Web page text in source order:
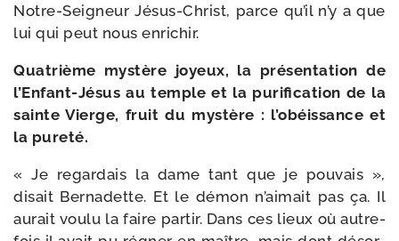
Notre-​Seigneur Jésus-​Christ, parce qu’il n’y a que
lui qui peut nous enrichir.
Quatrième mys­tère joyeux, la pré­sen­ta­tion de
l’Enfant-Jésus au temple et la puri­fi­ca­tion de la
sainte Vierge, fruit du mys­tère : l’obéissance et
la pureté.
« Je regar­dais la dame tant que je pou­vais »,
disait Bernadette. Et le démon n’aimait pas ça. Il
aurait vou­lu la faire par­tir. Dans ces lieux où autre­